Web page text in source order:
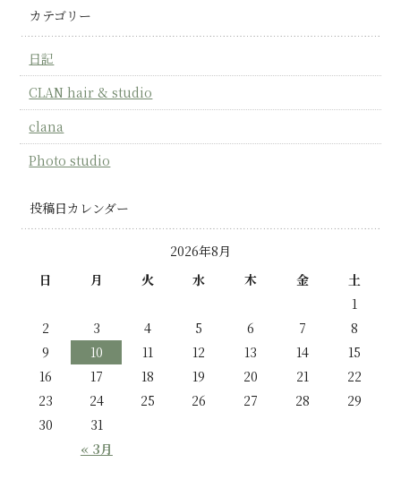
カテゴリー
日記
CLAN hair & studio
clana
Photo studio
投稿日カレンダー
2026年8月
日
月 火 水 木 金 土
« 3月
1
2
3 4 5 6 7
8
9
10 11 12 13 14
15
16
17 18 19 20 21
22
23
24 25 26 27 28
29
30
31